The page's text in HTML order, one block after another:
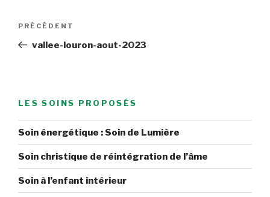
Navigation
l’article
Article
précédent
PRÉCÉDENT
vallee-louron-aout-2023
LES SOINS PROPOSÉS
Soin énergétique : Soin de Lumière
Soin christique de réintégration de l’âme
Soin à l’enfant intérieur